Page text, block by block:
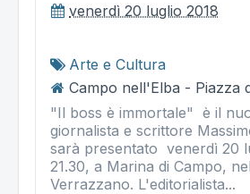
venerdì 20 luglio 2018
Arte e Cultura
Campo nell'Elba - Piazza
"Il boss è immortale" è il
giornalista e scrittore
sarà presentato venerdì 20
21.30, a Marina di Campo,
Verrazzano. L'editorialista...